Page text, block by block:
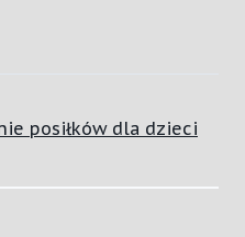
Co
posiłków dla dzieci